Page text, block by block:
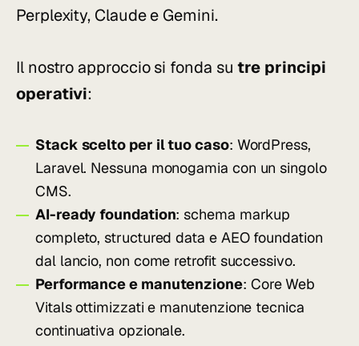
Perplexity, Claude e Gemini.
Il nostro approccio si fonda sutre principi
operativi:
Stack scelto per il tuo caso: WordPress,
Laravel. Nessuna monogamia con un singolo
CMS.
AI-ready foundation: schema markup
completo, structured data e AEO foundation
dal lancio, non come retrofit successivo.
Performance e manutenzione: Core Web
Vitals ottimizzati e manutenzione tecnica
continuativa opzionale.